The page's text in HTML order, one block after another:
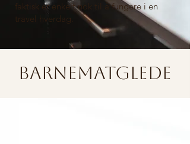
faktisk er enkelt nok til å fungere i en
travel hverdag.
Barnematglede